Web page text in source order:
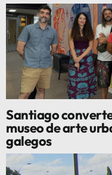
Santiago
museo de arte
galegos